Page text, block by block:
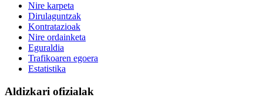
Nire karpeta
Dirulaguntzak
Kontratazioak
Nire ordainketa
Eguraldia
Trafikoaren egoera
Estatistika
Aldizkari ofizialak